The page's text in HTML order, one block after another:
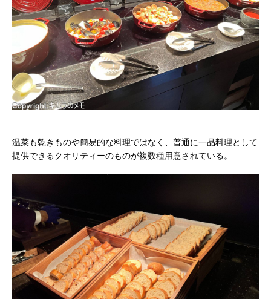
温菜も乾きものや簡易的な料理ではなく、普通に一品料理として
提供できるクオリティーのものが複数種用意されている。